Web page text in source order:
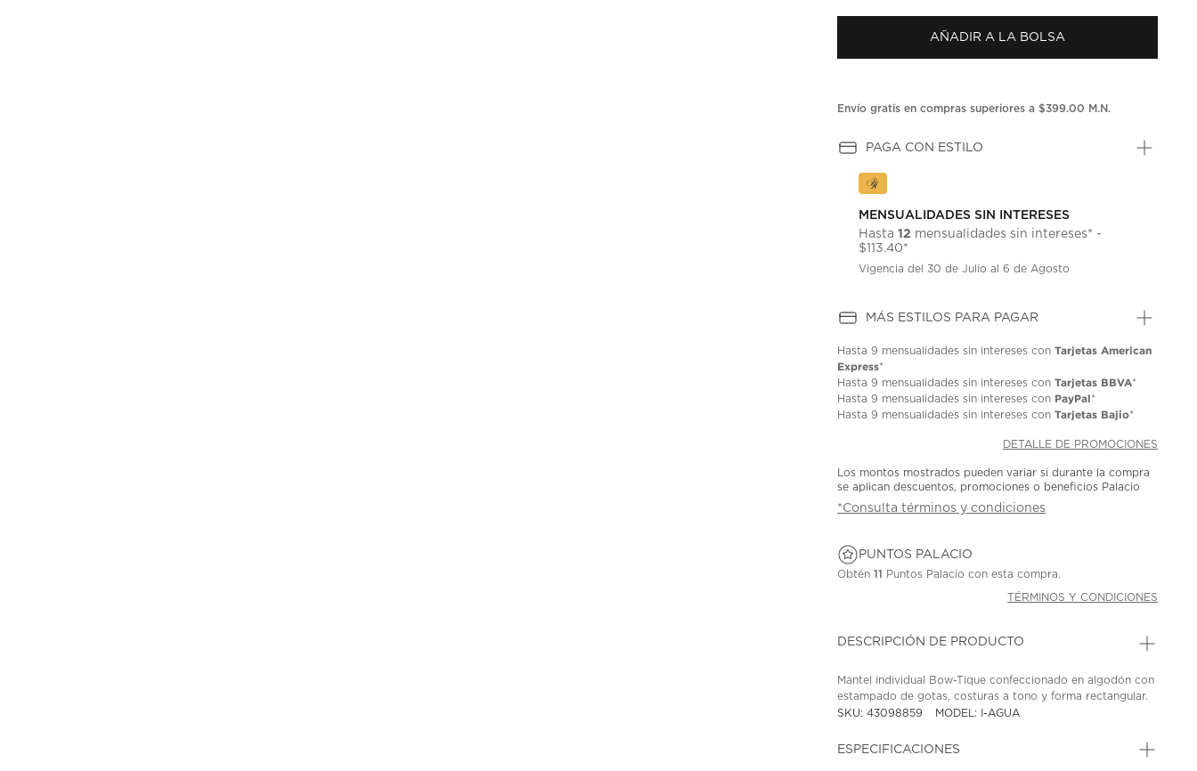
puntuación.
en
la
AÑADIR A LA BOLSA
Envío gratis en compras superiores a $399.00 M.N.
PAGA CON ESTILO
MENSUALIDADES SIN INTERESES
Hasta12 mensualidades sin intereses* -
$113.40*
Vigencia del 30 de Julio al 6 de Agosto
MÁS ESTILOS PARA PAGAR
Hasta9 mensualidades sin intereses conTarjetas American
Express*
Hasta9 mensualidades sin intereses conTarjetas BBVA*
Hasta9 mensualidades sin intereses con PayPal*
Hasta9 mensualidades sin intereses conTarjetas Bajio*
DETALLE DE PROMOCIONES
Los montos mostrados pueden variar si durante la compra
se aplican descuentos, promociones o beneficios Palacio
*Consulta términos y condiciones
PUNTOS PALACIO
Obtén11 Puntos Palacio con esta compra.
TÉRMINOS Y CONDICIONES
DESCRIPCIÓN DE PRODUCTO
Mantel individual Bow-Tique confeccionado en algodón con
estampado de gotas, costuras a tono y forma rectangular.
SKU: 43098859
MODEL: I-AGUA
ESPECIFICACIONES